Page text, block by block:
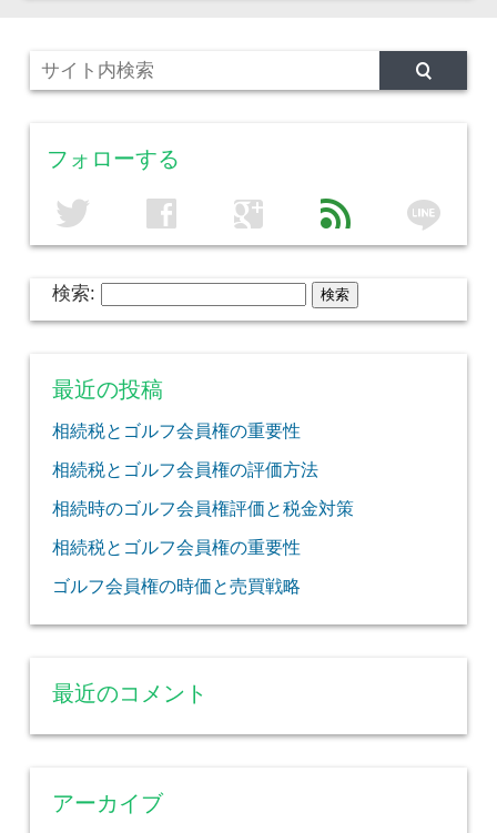
フォローする
twitter facebook google feed line
検索:
最近の投稿
相続税とゴルフ会員権の重要性
相続税とゴルフ会員権の評価方法
相続時のゴルフ会員権評価と税金対策
相続税とゴルフ会員権の重要性
ゴルフ会員権の時価と売買戦略
最近のコメント
アーカイブ